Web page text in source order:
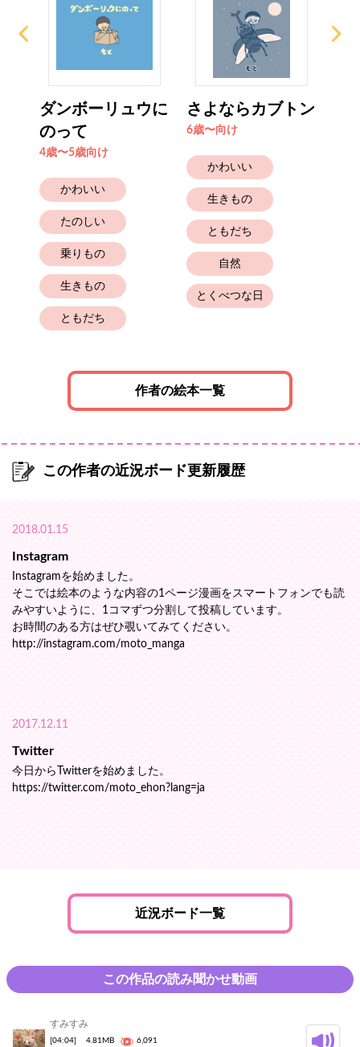
ダンボーリュウに
のって
4歳〜5歳向け
かわいい
たのしい
乗りもの
生きもの
ともだち
さよならカブトン
6歳〜向け
かわいい
生きもの
ともだち
自然
とくべつな日
作者の絵本一覧
この作者の近況ボード更新履歴
2018.01.15
Instagram
Instagramを始めました。
そこでは絵本のような内容の1ページ漫画をスマートフォンでも読
みやすいように、1コマずつ分割して投稿しています。
お時間のある方はぜひ覗いてみてください。
http://instagram.com/moto_manga
2017.12.11
Twitter
今日からTwitterを始めました。
https://twitter.com/moto_ehon?lang=ja
近況ボード一覧
この作品の読み聞かせ動画
すみすみ
[04:04] 4.81MB 6,091